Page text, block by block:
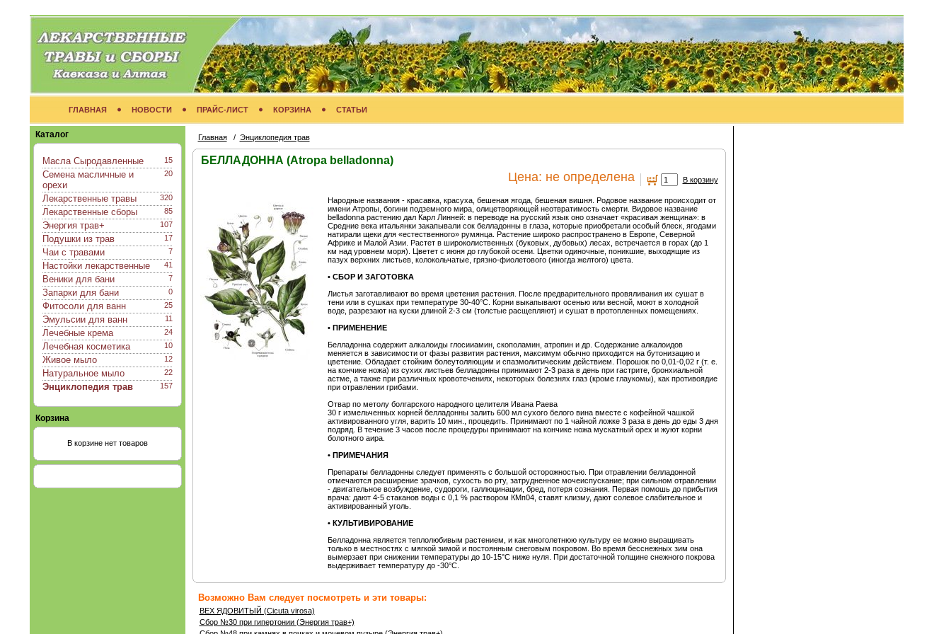
ГЛАВНАЯ НОВОСТИ ПРАЙС-ЛИСТ КОРЗИНА СТАТЬИ
Каталог
15
Масла Сыродавленные
20
Семена масличные и
орехи
320
Лекарственные травы
85
Лекарственные сборы
107
Энергия трав+
17
Подушки из трав
7
Чаи с травами
41
Настойки лекарственные
7
Веники для бани
0
Запарки для бани
25
Фитосоли для ванн
11
Эмульсии для ванн
24
Лечебные крема
10
Лечебная косметика
12
Живое мыло
22
Натуральное мыло
157
Энциклопедия трав
Корзина
В корзине нет товаров
Главная/ Энциклопедия трав
БЕЛЛАДОННА (Atropa belladonna)
Цена: не определена В корзину
Народные названия - красавка, красуха, бешеная ягода, бешеная вишня. Родовое название происходит от
имени Атропы, богини подземного мира, олицетворяющей неотвратимость смерти. Видовое название
belladonna растению дал Карл Линней: в переводе на русский язык оно означает «красивая женщина»: в
Средние века итальянки закапывали сок белладонны в глаза, которые приобретали особый блеск, ягодами
натирали щеки для «естественного» румянца. Растение широко распространено в Европе, Северной
Африке и Малой Азии. Растет в широколиственных (буковых, дубовых) лесах, встречается в горах (до 1
км над уровнем моря). Цветет с июня до глубокой осени. Цветки одиночные, поникшие, выходящие из
пазух верхних листьев, колокольчатые, грязно-фиолетового (иногда желтого) цвета.
• СБОР И ЗАГОТОВКА
Листья заготавливают во время цветения растения. После предварительного провяливания их сушат в
тени или в сушках при температуре 30-40°С. Корни выкапывают осенью или весной, моют в холодной
воде, разрезают на куски длиной 2-3 см (толстые расщепляют) и сушат в протопленных помещениях.
• ПРИМЕНЕНИЕ
Белладонна содержит алкалоиды глосииамин, скополамин, атропин и др. Содержание алкалоидов
меняется в зависимости от фазы развития растения, максимум обычно приходится на бутонизацию и
цветение. Обладает стойким болеутоляющим и спазмолитическим действием. Порошок по 0,01-0,02 г (т. е.
на кончике ножа) из сухих листьев белладонны принимают 2-3 раза в день при гастрите, бронхиальной
астме, а также при различных кровотечениях, некоторых болезнях глаз (кроме глаукомы), как противоядие
при отравлении грибами.
Отвар по метолу болгарского народного целителя Ивана Раева
30 г измельченных корней белладонны залить 600 мл сухого белого вина вместе с кофейной чашкой
активированного угля, варить 10 мин., процедить. Принимают по 1 чайной ложке 3 раза в день до еды 3 дня
подряд. В течение 3 часов после процедуры принимают на кончике ножа мускатный орех и жуют корни
болотного аира.
• ПРИМЕЧАНИЯ
Препараты белладонны следует применять с большой осторожностью. При отравлении белладонной
отмечаются расширение зрачков, сухость во рту, затрудненное мочеиспускание; при сильном отравлении
- двигательное возбуждение, судороги, галлюцинации, бред, потеря сознания. Первая помошь до прибытия
врача: дают 4-5 стаканов воды с 0,1 % раствором КМп04, ставят клизму, дают солевое слабительное и
активированный уголь.
• КУЛЬТИВИРОВАНИЕ
Белладонна является теплолюбивым растением, и как многолетнюю культуру ее можно выращивать
только в местностях с мягкой зимой и постоянным снеговым покровом. Во время бесснежных зим она
вымерзает при снижении температуры до 10-15°С ниже нуля. При достаточной толщине снежного покрова
выдерживает температуру до -30°С.
Возможно Вам следует посмотреть и эти товары:
ВЕХ ЯДОВИТЫЙ (Cicuta virosa)
Сбор №30 при гипертонии (Энергия трав+)